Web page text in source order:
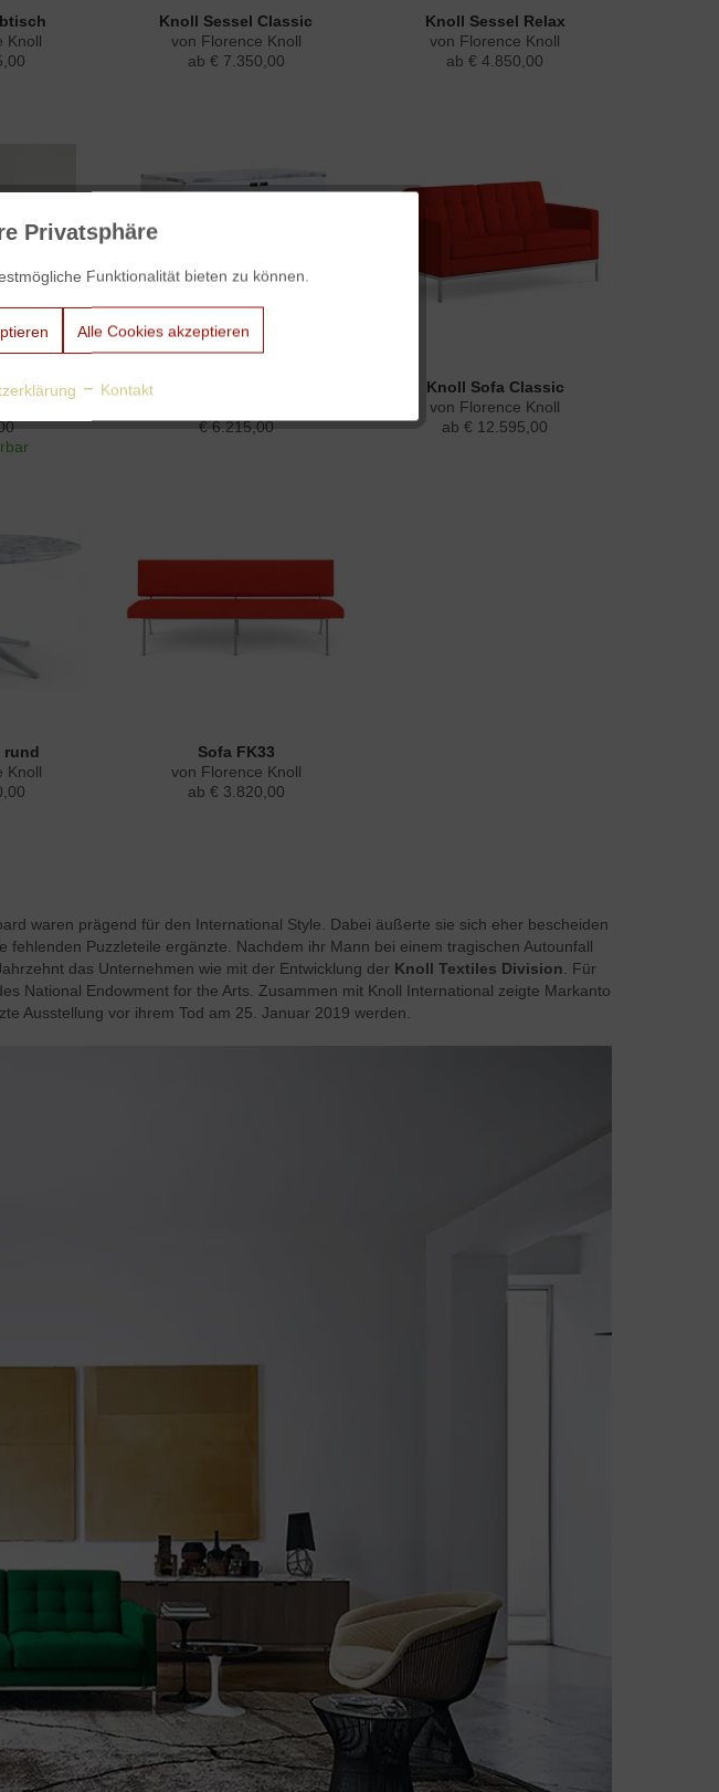
Knoll
Knoll Sessel Classic
von Florence Knoll
ab € 7.350,00
Knoll Sessel Relax
von Florence Knoll
ab € 4.850,00
95 cm...
Knoll Sideboard 95 cm...
€ 6.215,00
Knoll Sofa Classic
von Florence Knoll
ab € 12.595,00
rund
Knoll
Sofa FK33
von Florence Knoll
ab € 3.820,00
waren prägend für den International Style. Dabei äußerte sie sich eher bescheiden
Puzzleteile ergänzte. Nachdem ihr Mann bei einem tragischen Autounfall
das Unternehmen wie mit der Entwicklung der Knoll Textiles Division . Für
National Endowment for the Arts. Zusammen mit Knoll International zeigte Markanto
Ausstellung vor ihrem Tod am 25. Januar 2019 werden.
Privatsphäre
Funktionalität bieten zu können.
Alle Cookies akzeptieren
Kontakt